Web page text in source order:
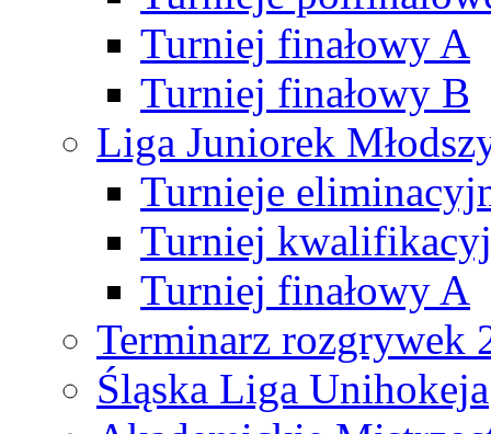
Turniej finałowy A
Turniej finałowy B
Liga Juniorek
Turnieje
Turniej
Turniej finałowy A
Terminarz rozgrywek
Śląska Liga Unihokeja